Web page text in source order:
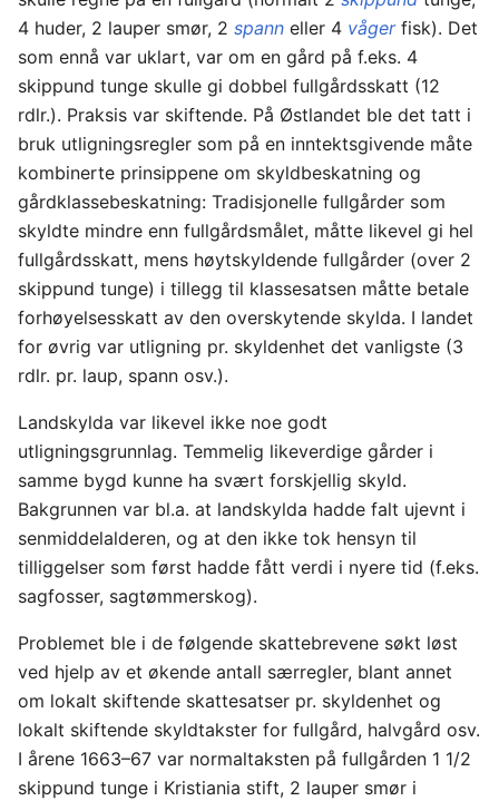
4 huder, 2 lauper smør, 2 spann eller 4 vågerfisk). Det
som ennå var uklart, var om en gård på f.eks. 4
skippund tunge skulle gi dobbel fullgårdsskatt (12
rdlr.). Praksis var skiftende. På Østlandet ble det tatt i
bruk utligningsregler som på en inntektsgivende måte
kombinerte prinsippene om skyldbeskatning og
gårdklassebeskatning: Tradisjonelle fullgårder som
skyldte mindre enn fullgårds­målet, måtte likevel gi hel
fullgårdsskatt, mens høytskyldende fullgårder (over 2
skippund tunge) i tillegg til klassesatsen måtte betale
forhøyelsesskatt av den overskytende skylda. I landet
for ­øvrig var utligning pr. skyldenhet det vanligste (3
rdlr. pr. laup, spann osv.).
Landskylda var likevel ikke noe godt
utligningsgrunnlag. Temmelig likeverdige gårder i
samme bygd kunne ha svært forskjellig skyld.
Bakgrunnen var bl.a. at landskylda hadde falt ujevnt i
senmiddelalderen, og at den ikke tok hensyn til
tilliggelser som først hadde fått verdi i ­nyere tid (f.eks.
sagfosser, sagtømmerskog).
Problemet ble i de følgende skattebrevene søkt løst
ved hjelp av et økende antall særregler, blant annet
om lokalt skiftende skattesatser pr. skyldenhet og
lokalt skiftende skyldtakster for fullgård, halvgård osv.
I årene 1663–67 var normaltaksten på fullgården 1 1/2
skippund tunge i Kristiania stift, 2 lauper smør i